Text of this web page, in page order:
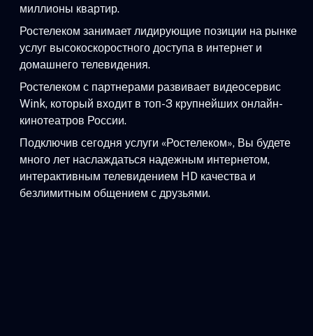
миллионы квартир.
Ростелеком занимает лидирующие позиции на рынке
услуг высокоскоростного доступа в интернет и
домашнего телевидения.
Ростелеком с партнерами развивает видеосервис
Wink, который входит в топ-3 крупнейших онлайн-
кинотеатров России.
Подключив сегодня услуги «Ростелеком», Вы будете
много лет наслаждаться надежным интернетом,
интерактивным телевидением HD качества и
безлимитным общением с друзьями.